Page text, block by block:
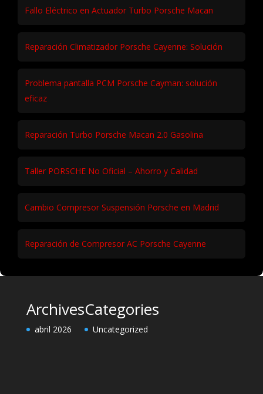
Fallo Eléctrico en Actuador Turbo Porsche Macan
Reparación Climatizador Porsche Cayenne: Solución
Problema pantalla PCM Porsche Cayman: solución
eficaz
Reparación Turbo Porsche Macan 2.0 Gasolina
Taller PORSCHE No Oficial – Ahorro y Calidad
Cambio Compresor Suspensión Porsche en Madrid
Reparación de Compresor AC Porsche Cayenne
Archives
abril 2026
Categories
Uncategorized